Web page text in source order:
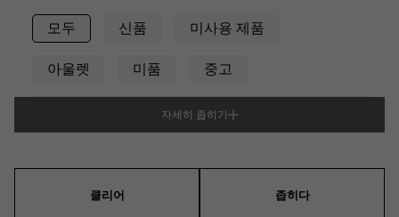
모두 신품 미사용 제품
아울렛 미품 중고
유형
남성용 여성 남녀 겸용
자세히 좁히기
클리어 좁히다